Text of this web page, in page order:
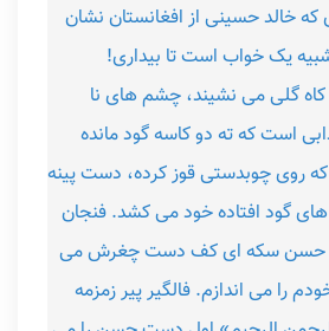
خالد حسینی از افغانستان نشان
یک خواب است تا بیداری!
کاه گلی می نشیند، چشم های نا
است که ته دو کاسه گود مانده
که روی چوبدستی قوز کرده، دست پینه
گود افتاده خود می کشد. فنجان
حسن سکه ای کف دست چغرش می
را می اندازم. فالگیر پیر زمزمه